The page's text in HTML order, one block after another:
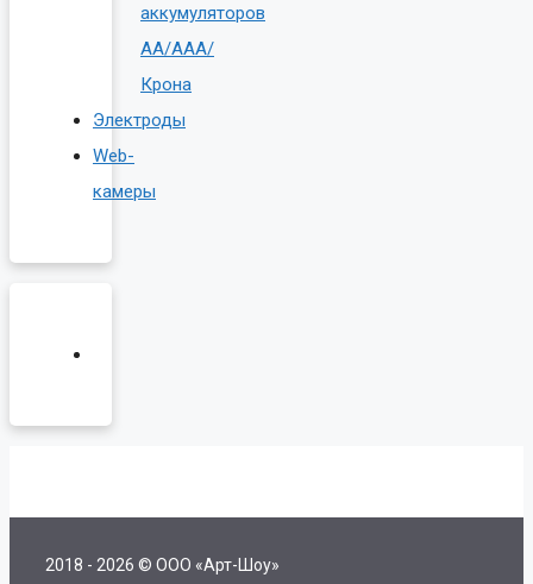
аккумуляторов
AA/AAA/
Крона
Электроды
Web-
камеры
2018 - 2026 © ООО «Арт-Шоу»